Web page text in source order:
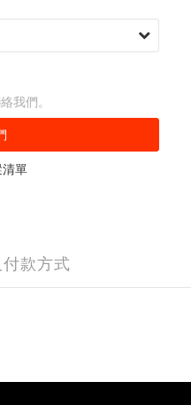
我們。
單
款方式